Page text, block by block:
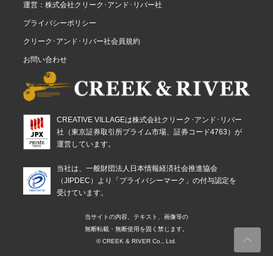
運営：株式会社クリーク･アンド･リバー社
プライバシーポリシー
クリーク･アンド･リバー社会員規約
お問い合わせ
CREATIVE VILLAGEは株式会社クリーク･アンド･リバー
社（東京証券取引所プライム市場、証券コード4763）が
運営しています。
当社は、一般財団法人日本情報経済社会推進協会
（JIPDEC）より「プライバシーマーク」の付与認定を
受けています。
当サイトの内容、テキスト、画像等の
無断転載・無断使用を固く禁じます。
© CREEK & RIVER Co., Ltd.